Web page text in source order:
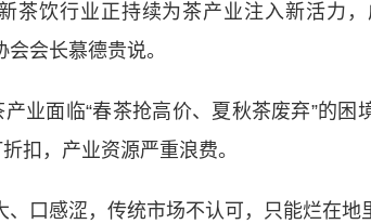
饮行业正持续为茶产业注入新活力，
会长慕德贵说。
面临“春茶抢高价、夏秋茶废弃”的困
扣，产业资源严重浪费。
口感涩，传统市场不认可，只能烂在地